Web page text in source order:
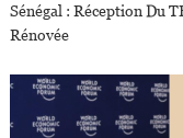
Sénégal : Réception Du
Rénovée